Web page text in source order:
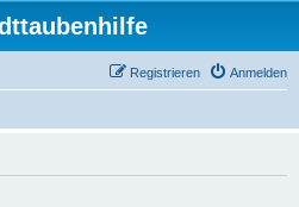
Anmelden
Registrieren